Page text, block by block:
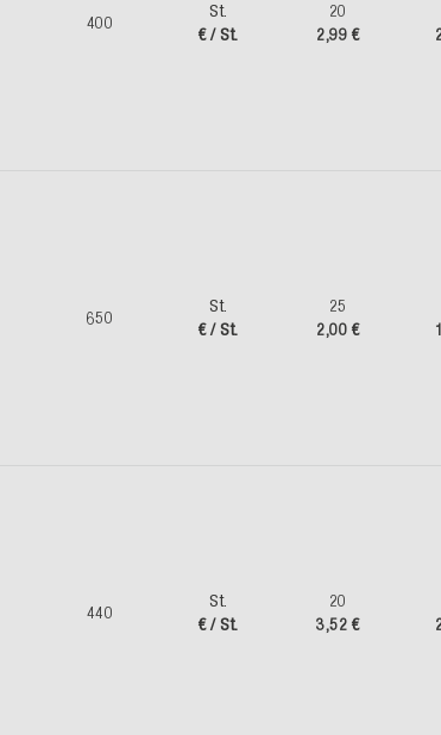
400
St.
€ / St.
20
2,99 €
650
St.
€ / St.
25
2,00 €
440
St.
€ / St.
20
3,52 €